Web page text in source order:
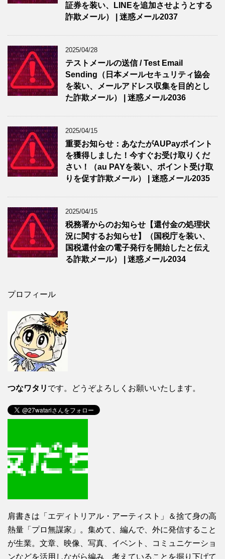
証券を装い、LINEを追加させようとする
詐欺メール） | 迷惑メール2037
2025/04/28
テストメールの送信 / Test Email
Sending（日本メールセキュリティ協会
を装い、メールアドレス収集を目的とし
た詐欺メール） | 迷惑メール2036
2025/04/15
重要お知らせ：あなたがAUPayポイント
を獲得しました！今すぐお受け取りくだ
さい！（au PAYを装い、ポイント受け取
りを促す詐欺メール） | 迷惑メール2035
2025/04/15
税務署からのお知らせ【還付金の処理状
況に関するお知らせ】（国税庁を装い、
国税還付金の電子発行を開始したと伝え
る詐欺メール） | 迷惑メール2034
プロフィール
つなワタリ です。どうぞよろしくお願いいたします。
肩書きは「エディトリアル・アーティスト」＆捨て身の高
熱量「プロ無謀家」。集めて、編んで、外に発信すること
が生業。文章、映像、写真、イベント、コミュニケーショ
ンなどを活用しながら編み、考えていることを掘り下げて